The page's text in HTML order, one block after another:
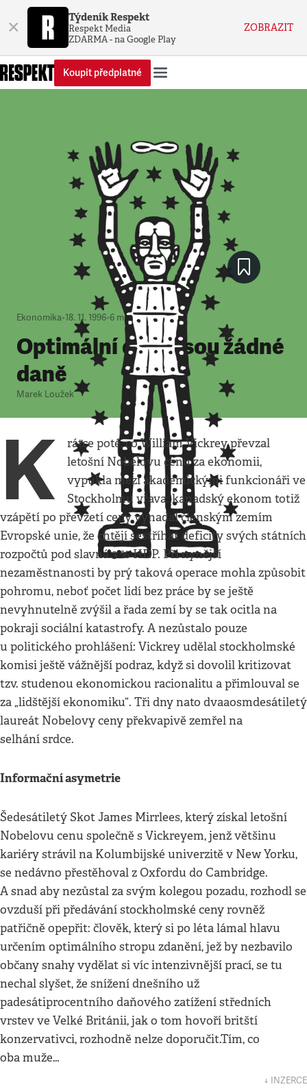
× Týdeník Respekt
Respekt Media
ZDARMA - na Google Play
ZOBRAZIT
Koupit předplatné
Ekonomika•18. 11. 1996•6 minut
Optimální daně jsou žádné
daně
Marek Loužek
K
rátce poté, co William Vickrey převzal
letošní Nobelovu cenu za ekonomii,
vypukla mezi akademickými funkcionáři ve
Stockholmu vřava: kanadský ekonom totiž
vzápětí po převzetí ceny vynadal členským zemím
Evropské unie, že chtějí sestříhat deficity svých státních
rozpočtů pod slavná 3 % HDP. Při nynější
nezaměstnanosti by prý taková operace mohla způsobit
pohromu, neboť počet lidí bez práce by se ještě
nevyhnutelně zvýšil a řada zemí by se tak ocitla na
pokraji sociální katastrofy. A nezůstalo pouze
u politického prohlášení: Vickrey udělal stockholmské
komisi ještě vážnější podraz, když si dovolil kritizovat
tzv. studenou ekonomickou racionalitu a přimlouval se
za „lidštější ekonomiku“. Tři dny nato dvaaosmdesátiletý
laureát Nobelovy ceny překvapivě zemřel na
selhání srdce.
Informační asymetrie
Šedesátiletý Skot James Mirrlees, který získal letošní
Nobelovu cenu společně s Vickreyem, jenž většinu
kariéry strávil na Kolumbijské univerzitě v New Yorku,
se nedávno přestěhoval z Oxfordu do Cambridge.
A snad aby nezůstal za svým kolegou pozadu, rozhodl se
ovzduší při předávání stockholmské ceny rovněž
patřičně opepřit: člověk, který si po léta lámal hlavu
určením optimálního stropu zdanění, jež by nezbavilo
občany snahy vydělat si víc intenzivnější prací, se tu
nechal slyšet, že snížení dnešního už
padesátiprocentního daňového zatížení středních
vrstev ve Velké Británii, jak o tom hovoří britští
konzervativci, rozhodně nelze doporučit.Tím, co
oba muže…
↓ INZERCE